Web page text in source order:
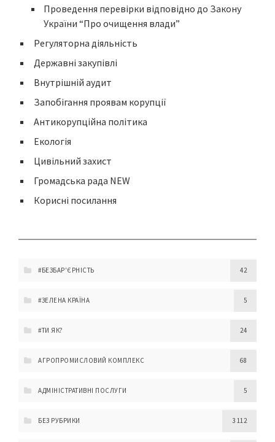
Проведення перевірки відповідно до Закону
України “Про очищення влади”
Регуляторна діяльність
Державні закупівлі
Внутрішній аудит
Запобігання проявам корупції
Антикорупційна політика
Екологія
Цивільний захист
Громадська рада NEW
Корисні посилання
#БЕЗБАР'ЄРНІСТЬ 42
#ЗЕЛЕНА КРАЇНА 5
#ТИ ЯК? 24
АГРОПРОМИСЛОВИЙ КОМПЛЕКС 68
АДМІНІСТРАТИВНІ ПОСЛУГИ 5
БЕЗ РУБРИКИ 3 112